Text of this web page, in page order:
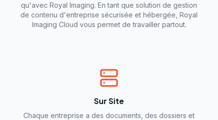
qu'avec Royal Imaging. En tant que solution de gestion
de contenu d'entreprise sécurisée et hébergée, Royal
Imaging Cloud vous permet de travailler partout.
Sur Site
Chaque entreprise a des documents, des dossiers et